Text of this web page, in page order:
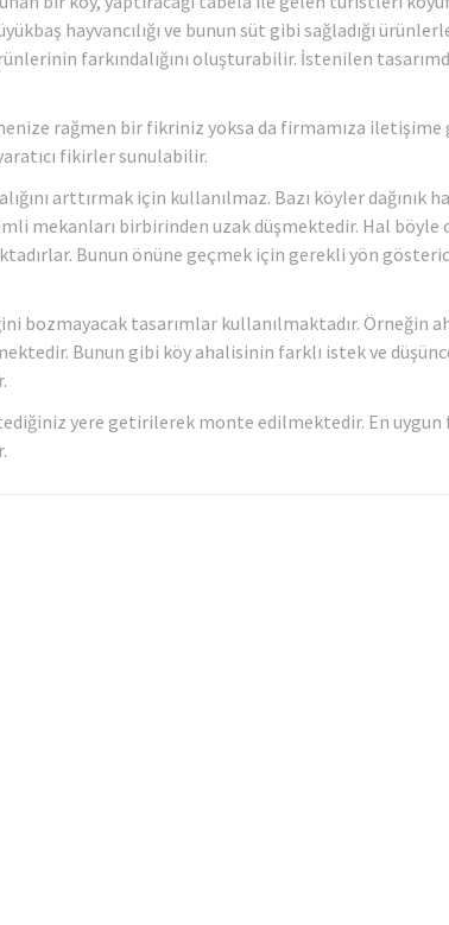
hayvancılığı ve bunun süt gibi sağladığı
farkındalığını oluşturabilir. İstenilen
rağmen bir fikriniz yoksa da firmamıza
fikirler sunulabilir.
arttırmak için kullanılmaz. Bazı köyler dağınık
mekanları birbirinden uzak düşmektedir. Hal
Bunun önüne geçmek için gerekli yön
bozmayacak tasarımlar kullanılmaktadır. Örneğin
Bunun gibi köy ahalisinin farklı istek ve
yere getirilerek monte edilmektedir. En